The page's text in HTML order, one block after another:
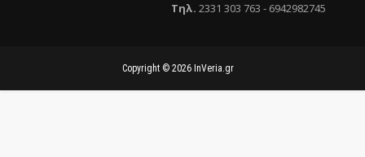
Τηλ. 2331 303 763 - 6942982745
Copyright © 2026 InVeria.gr